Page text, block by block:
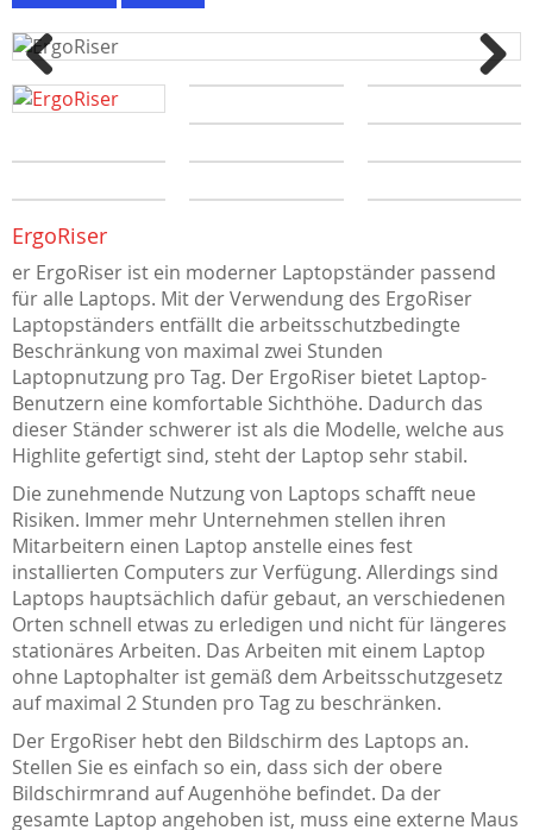
Previous
ErgoRiser
er ErgoRiser ist ein moderner Laptopständer passend
für alle Laptops. Mit der Verwendung des ErgoRiser
Laptopständers entfällt die arbeitsschutzbedingte
Beschränkung von maximal zwei Stunden
Laptopnutzung pro Tag. Der ErgoRiser bietet Laptop-
Benutzern eine komfortable Sichthöhe. Dadurch das
dieser Ständer schwerer ist als die Modelle, welche aus
Highlite gefertigt sind, steht der Laptop sehr stabil.
Die zunehmende Nutzung von Laptops schafft neue
Risiken. Immer mehr Unternehmen stellen ihren
Mitarbeitern einen Laptop anstelle eines fest
installierten Computers zur Verfügung. Allerdings sind
Laptops hauptsächlich dafür gebaut, an verschiedenen
Orten schnell etwas zu erledigen und nicht für längeres
stationäres Arbeiten. Das Arbeiten mit einem Laptop
ohne Laptophalter ist gemäß dem Arbeitsschutzgesetz
auf maximal 2 Stunden pro Tag zu beschränken.
Der ErgoRiser hebt den Bildschirm des Laptops an.
Stellen Sie es einfach so ein, dass sich der obere
Bildschirmrand auf Augenhöhe befindet. Da der
gesamte Laptop angehoben ist, muss eine externe Maus